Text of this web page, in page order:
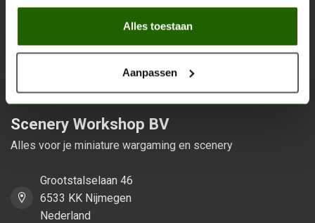
Alles toestaan
Aanpassen
Blijf op de hoogte over onze laatste acties
Scenery Workshop BV
Alles voor je miniature wargaming en scenery
Grootstalselaan 46
6533 KK Nijmegen
Nederland